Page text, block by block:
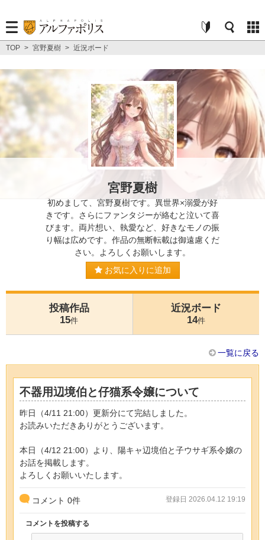
TOP > 宮野夏樹 > 近況ボード
宮野夏樹
初めまして、宮野夏樹です。異世界×溺愛が好
きです。さらにファンタジーが絡むと泣いて喜
びます。両片想い、執愛など、好きなモノの振
り幅は広めです。作品の無断転載は御遠慮くだ
さい。よろしくお願いします。
お気に入りに追加
投稿作品
15件
近況ボード
14件
一覧に戻る
不器用辺境伯と仔猫系令嬢について
昨日（4/11 21:00）更新分にて完結しました。
お読みいただきありがとうございます。
本日（4/12 21:00）より、陽キャ辺境伯と子ウサギ系令嬢の
お話を掲載します。
よろしくお願いいたします。
コメント 0件 登録日 2026.04.12 19:19
コメントを投稿する